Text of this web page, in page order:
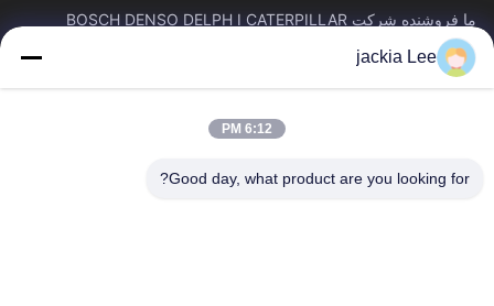
ما فروشنده شرکت BOSCH DENSO DELPH I CATERPILLAR
159 2067 9523.
پیوندهای سریع
محصولات
درباره ما
تور کارخانه
jackia Lee
6:12 PM
Good day, what product are you looking for?